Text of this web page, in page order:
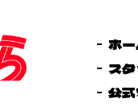
ホ
ス
公